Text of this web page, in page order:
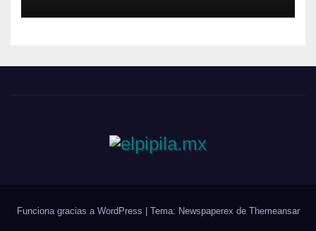
Funciona gracias a WordPress Tema: Newspaperex de Themeansar